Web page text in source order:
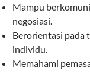
Mampu
negosiasi.
Berorientasi pada
individu.
Memahami